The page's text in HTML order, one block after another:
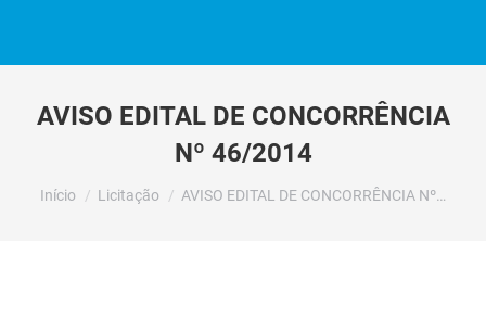
AVISO EDITAL DE CONCORRÊNCIA
Nº 46/2014
Você está aqui:
Início Licitação AVISO EDITAL DE CONCORRÊNCIA Nº…